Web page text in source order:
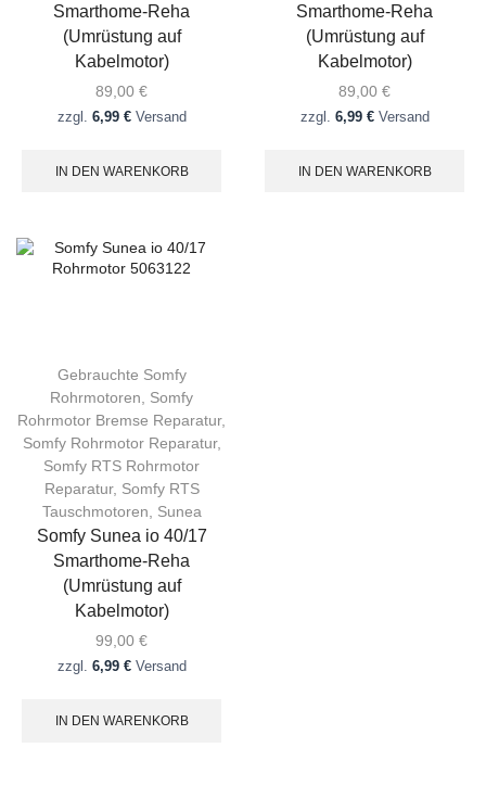
Smarthome-Reha
(Umrüstung auf
Kabelmotor)
89,00 €
zzgl. 6,99 €Versand
IN DEN WARENKORB
Smarthome-Reha
(Umrüstung auf
Kabelmotor)
89,00 €
zzgl. 6,99 €Versand
IN DEN WARENKORB
Gebrauchte Somfy
Rohrmotoren, Somfy
Rohrmotor Bremse Reparatur,
Somfy Rohrmotor Reparatur,
Somfy RTS Rohrmotor
Reparatur, Somfy RTS
Tauschmotoren, Sunea
Somfy Sunea io 40/17
Smarthome-Reha
(Umrüstung auf
Kabelmotor)
99,00 €
zzgl. 6,99 €Versand
IN DEN WARENKORB